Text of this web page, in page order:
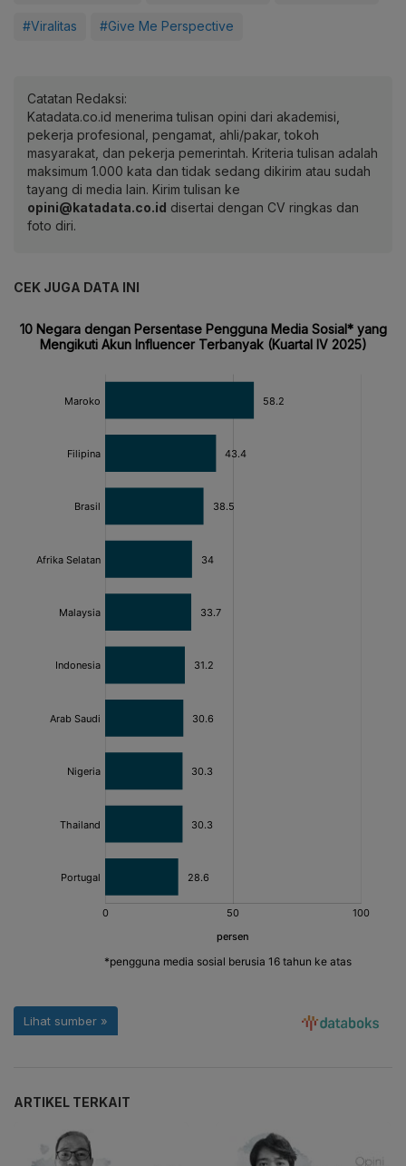
#Viralitas #Give Me Perspective
Catatan Redaksi:
Katadata.co.id menerima tulisan opini dari akademisi,
pekerja profesional, pengamat, ahli/pakar, tokoh
masyarakat, dan pekerja pemerintah. Kriteria tulisan adalah
maksimum 1.000 kata dan tidak sedang dikirim atau sudah
tayang di media lain. Kirim tulisan ke
opini@katadata.co.id disertai dengan CV ringkas dan
foto diri.
CEK JUGA DATA INI
ARTIKEL TERKAIT